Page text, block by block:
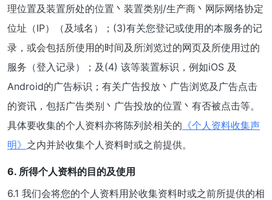
理位置及装置所处的位置丶装置类别/生产商丶网际网络协定
位址（IP）（及域名）；(3)有关您登记或使用的本服务的记
录，或会包括所使用的时间及所浏览过的网页及所使用过的
服务（登入记录）；及(4) 该等装置标识，例如iOS 及
Android的广告标识；有关广告投放丶广告浏览及广告点击
的资讯，包括广告类别丶广告投放的位置丶有否被点击等。
具体要收集的个人资料亦将陈列於相关的 《个人资料收集声
明》 之内并於收集个人资料时或之前提供。
6. 所得个人资料的目的及使用
6.1 我们会将您的个人资料用於收集资料时或之前所提供的相